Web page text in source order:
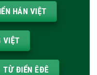
HÁN VIỆT
VIỆT
TỪ ĐIỂN ÊĐÊ